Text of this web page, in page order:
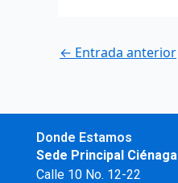
← Entrada anterior
Donde Estamos
Sede Principal Ciénaga
Calle 10 No. 12-22